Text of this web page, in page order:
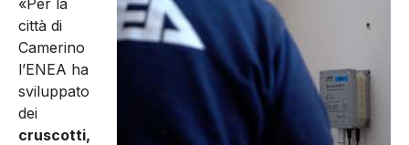
città di
Camerino
l’ENEA ha
sviluppato
dei
cruscotti,